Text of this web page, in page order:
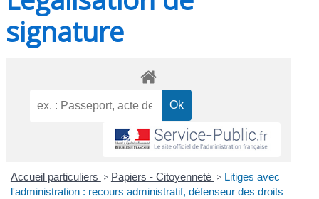
signature
Accueil particuliers > Papiers - Citoyenneté > Litiges avec
l'administration : recours administratif, défenseur des droits